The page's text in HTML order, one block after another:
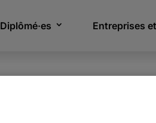
Diplômé·es Entreprises